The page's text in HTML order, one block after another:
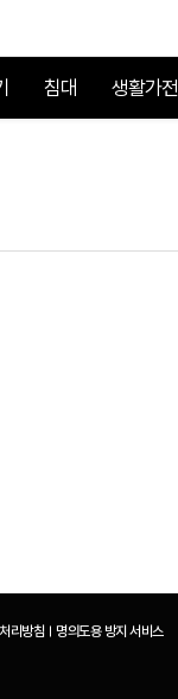
침대 생활가전
리방침 명의도용 방지 서비스